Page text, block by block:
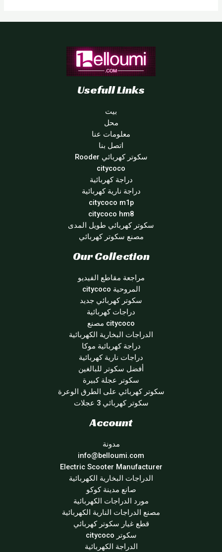
Usefull Links
بيت
محل
معلومات عنا
اتصل بنا
سكوتر كهربائي Rooder
citycoco
دراجة كهربائية
دراجة نارية كهربائية
citycoco m1p
citycoco hm8
سكوتر كهربائي طويل المدى
مصنع سكوتر كهربائي
Our Collection
مراجعة مقاطع الفيديو
المروحية citycoco
سكوتر كهربائي جديد
دراجات كهربائية
citycoco مصنع
الدراجات البخارية الكهربائية
دراجة كهربائية موكا
دراجات نارية كهربائية
أفضل سكوتر للبالغين
سكوتر عجلة كبيرة
سكوتر كهربائي على الطرق الوعرة
سكوتر كهربائي 3 عجلات
Account
مدونة
info@belloumi.com
Electric Scooter Manufacturer
الدراجات البخارية الكهربائية
صانع مدينة كوكو
مورد الدراجات الكهربائية
مصنع الدراجات النارية الكهربائية
قطع غيار سكوتر كهربائي
سكوتر citycoco
الدراجة الكهربائية